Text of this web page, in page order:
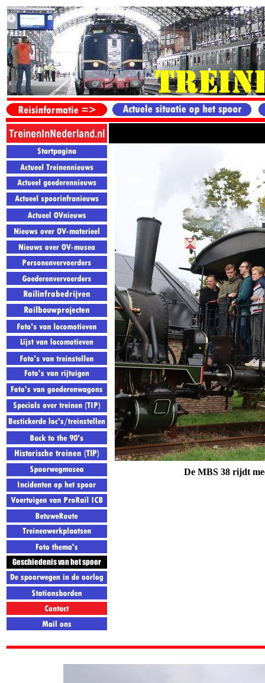
De MBS 38 rijdt